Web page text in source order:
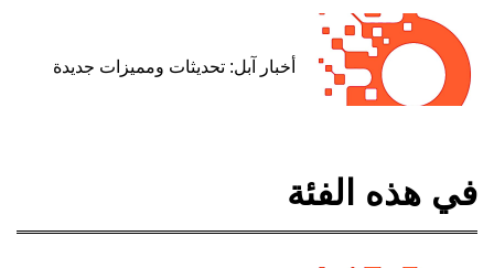
أخبار آبل: تحديثات ومميزات جديدة
في هذه الفئة